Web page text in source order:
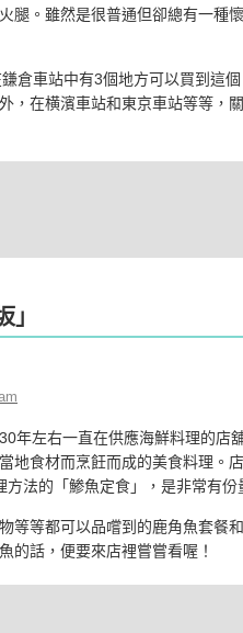
腿。雖然是很普通但卻總有一種
倉車站中有3個地方可以買到這
，在横濱車站和東京車站等等，
年左右一直在供應海鮮料理的店
地食材而烹飪而成的美食料理。
法的「鯵魚定食」，是非常有份
等等都可以品嚐到的鹿角魚套餐
的話，便要來店裡嘗嘗看喔！